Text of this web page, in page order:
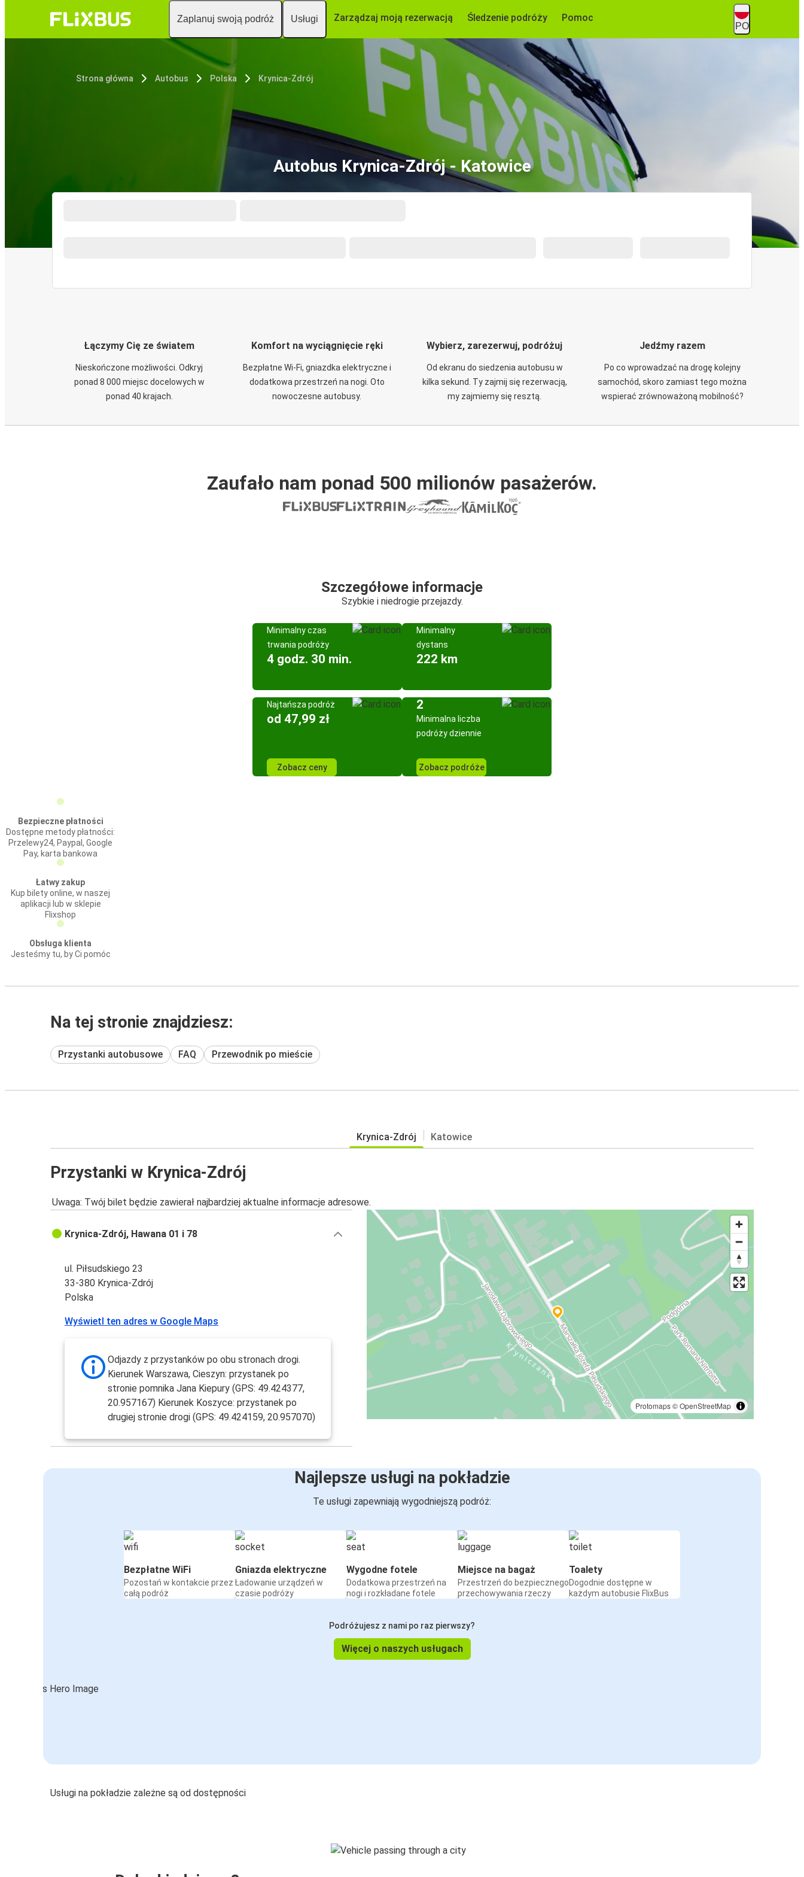
Zaplanuj swoją podróż Usługi Zarządzaj moją rezerwacją Śledzenie podróży Pomoc
PO
Strona główna Autobus Polska Krynica-Zdrój
Autobus Krynica-Zdrój - Katowice
Łączymy Cię ze światem
Nieskończone możliwości. Odkryj
ponad 8 000 miejsc docelowych w
ponad 40 krajach.
Komfort na wyciągnięcie ręki
Bezpłatne Wi-Fi, gniazdka elektryczne i
dodatkowa przestrzeń na nogi. Oto
nowoczesne autobusy.
Wybierz, zarezerwuj, podróżuj
Od ekranu do siedzenia autobusu w
kilka sekund. Ty zajmij się rezerwacją,
my zajmiemy się resztą.
Jedźmy razem
Po co wprowadzać na drogę kolejny
samochód, skoro zamiast tego można
wspierać zrównoważoną mobilność?
Zaufało nam ponad 500 milionów pasażerów.
Szczegółowe informacje
Szybkie i niedrogie przejazdy.
Minimalny czas
trwania podróży
4 godz. 30 min.
Minimalny
dystans
222 km
Najtańsza podróż
od 47,99 zł
Zobacz ceny
2
Minimalna liczba
podróży dziennie
Zobacz podróże
Bezpieczne płatności
Dostępne metody płatności:
Przelewy24, Paypal, Google
Pay, karta bankowa
Łatwy zakup
Kup bilety online, w naszej
aplikacji lub w sklepie
Flixshop
Obsługa klienta
Jesteśmy tu, by Ci pomóc
Na tej stronie znajdziesz:
Przystanki autobusowe FAQ Przewodnik po mieście
Krynica-Zdrój Katowice
Przystanki w Krynica-Zdrój
Uwaga: Twój bilet będzie zawierał najbardziej aktualne informacje adresowe.
Protomaps©OpenStreetMap
Krynica-Zdrój, Hawana 01 i 78
ul. Piłsudskiego 23
33-380 Krynica-Zdrój
Polska
Wyświetl ten adres w Google Maps
Odjazdy z przystanków po obu stronach drogi.
Kierunek Warszawa, Cieszyn: przystanek po
stronie pomnika Jana Kiepury (GPS: 49.424377,
20.957167) Kierunek Koszyce: przystanek po
drugiej stronie drogi (GPS: 49.424159, 20.957070)
Najlepsze usługi na pokładzie
Te usługi zapewniają wygodniejszą podróż:
Bezpłatne WiFi
Pozostań w kontakcie przez
całą podróż
Gniazda elektryczne
Ładowanie urządzeń w
czasie podróży
Wygodne fotele
Dodatkowa przestrzeń na
nogi i rozkładane fotele
Miejsce na bagaż
Przestrzeń do bezpiecznego
przechowywania rzeczy
Toalety
Dogodnie dostępne w
każdym autobusie FlixBus
Podróżujesz z nami po raz pierwszy?
Więcej o naszych usługach
Usługi na pokładzie zależne są od dostępności